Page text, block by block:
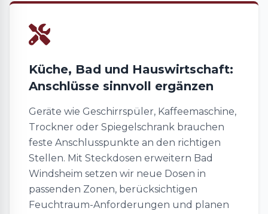
Küche, Bad und Hauswirtschaft:
Anschlüsse sinnvoll ergänzen
Geräte wie Geschirrspüler, Kaffeemaschine,
Trockner oder Spiegelschrank brauchen
feste Anschlusspunkte an den richtigen
Stellen. Mit Steckdosen erweitern Bad
Windsheim setzen wir neue Dosen in
passenden Zonen, berücksichtigen
Feuchtraum-Anforderungen und planen